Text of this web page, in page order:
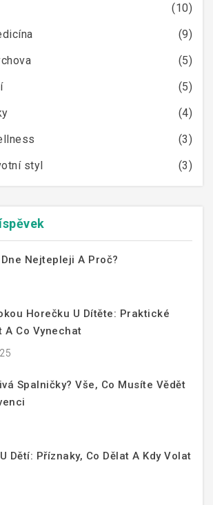
(10)
(9)
(5)
(5)
(4)
(3)
styl
(3)
Nejtepleji A Proč?
Horečku U Dítěte: Praktické
A Co Vynechat
Spalničky? Vše, Co Musíte Vědět
Dětí: Příznaky, Co Dělat A Kdy Volat